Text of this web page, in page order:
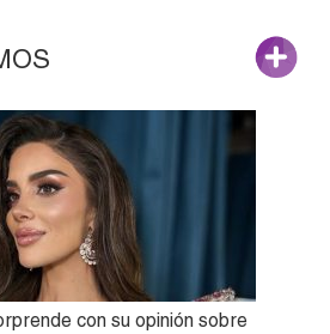
con su opinión sobre